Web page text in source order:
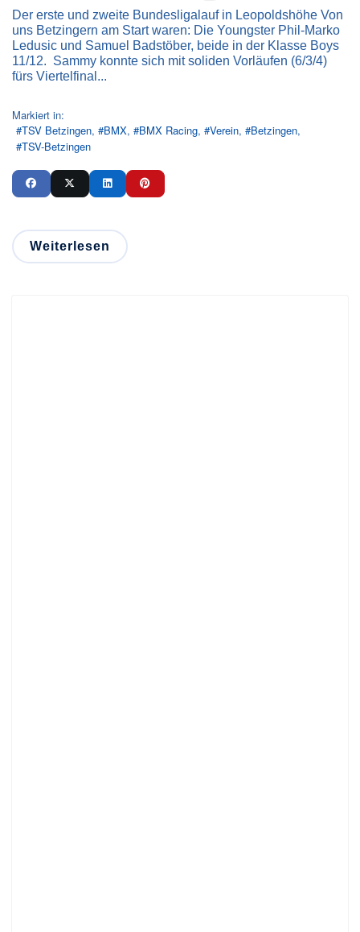
Der erste und zweite Bundesligalauf in Leopoldshöhe Von
uns Betzingern am Start waren: Die Youngster Phil-Marko
Ledusic und Samuel Badstöber, beide in der Klasse Boys
11/12. Sammy konnte sich mit soliden Vorläufen (6/3/4)
fürs Viertelfinal...
Markiert in:
TSV Betzingen
BMX BMX Racing Verein
Betzingen
TSV-Betzingen
Weiterlesen